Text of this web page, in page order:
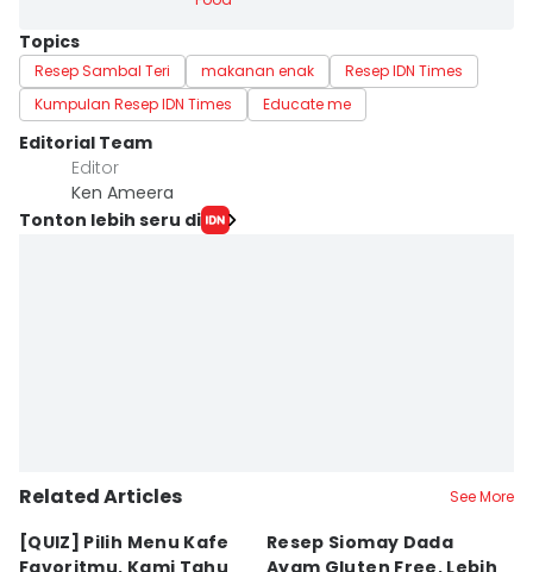
Topics
Resep Sambal Teri makanan enak
Resep IDN Times
Kumpulan Resep IDN Times
Educate me
Editorial Team
Editor
Ken Ameera
Tonton lebih seru di
Related Articles See More
[QUIZ] Pilih Menu Kafe
Favoritmu, Kami Tahu
Resep Siomay Dada
Ayam Gluten Free, Lebih